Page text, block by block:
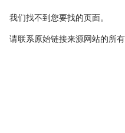
我们找不到您要找的页面。
请联系原始链接来源网站的所